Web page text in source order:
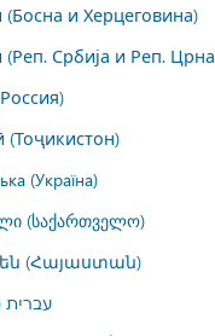
(Босна и Херцеговина)
(Реп. Србија и Реп.
(Тоҷикистон)
(Україна)
(საქართველო)
(Հայաստան)
עברית